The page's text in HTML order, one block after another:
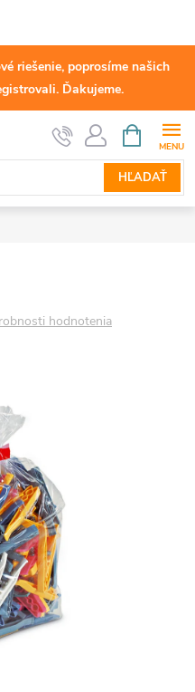
riešenie, poprosíme našich
Ďakujeme.
HĽADAŤ
KOŠÍK
hodnotenia